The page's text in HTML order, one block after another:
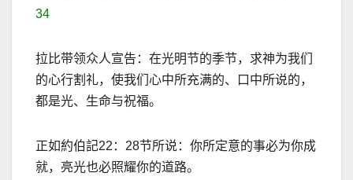
34
拉比带领众人宣告：在光明节的季节，求神为我们
的心行割礼，使我们心中所充满的、口中所说的，
都是光、生命与祝福。
正如約伯記22 ： 28节所说： 你所定意的事必为你成
就，亮光也必照耀你的道路。